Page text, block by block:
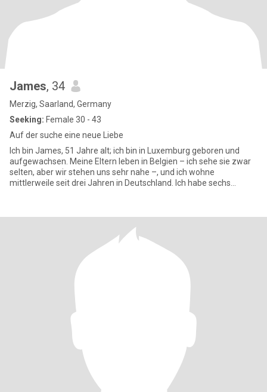
James, 34
Merzig, Saarland, Germany
Seeking: Female 30 - 43
Auf der suche eine neue Liebe
Ich bin James, 51 Jahre alt; ich bin in Luxemburg geboren und
aufgewachsen. Meine Eltern leben in Belgien – ich sehe sie zwar
selten, aber wir stehen uns sehr nahe –, und ich wohne
mittlerweile seit drei Jahren in Deutschland. Ich habe sechs